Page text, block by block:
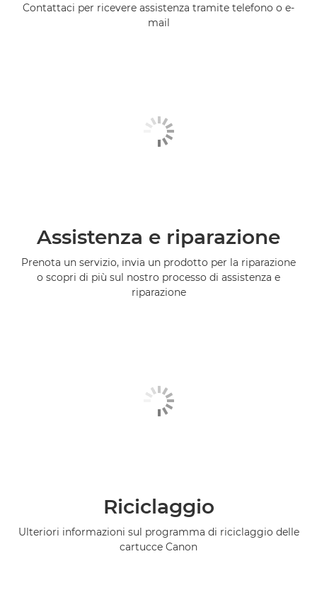
Contattaci per ricevere assistenza tramite telefono o e-
mail
Assistenza e riparazione
Prenota un servizio, invia un prodotto per la riparazione
o scopri di più sul nostro processo di assistenza e
riparazione
Riciclaggio
Ulteriori informazioni sul programma di riciclaggio delle
cartucce Canon